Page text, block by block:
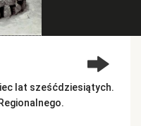
lat sześćdziesiątych.